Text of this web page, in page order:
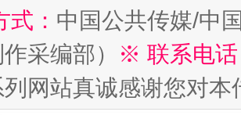
： 中国公共传媒/中
采编部）
※ 联系电
网站真诚感谢您对